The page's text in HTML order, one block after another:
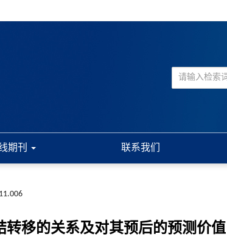
期刊 联系我们
转移的关系及对其预后的预测价值